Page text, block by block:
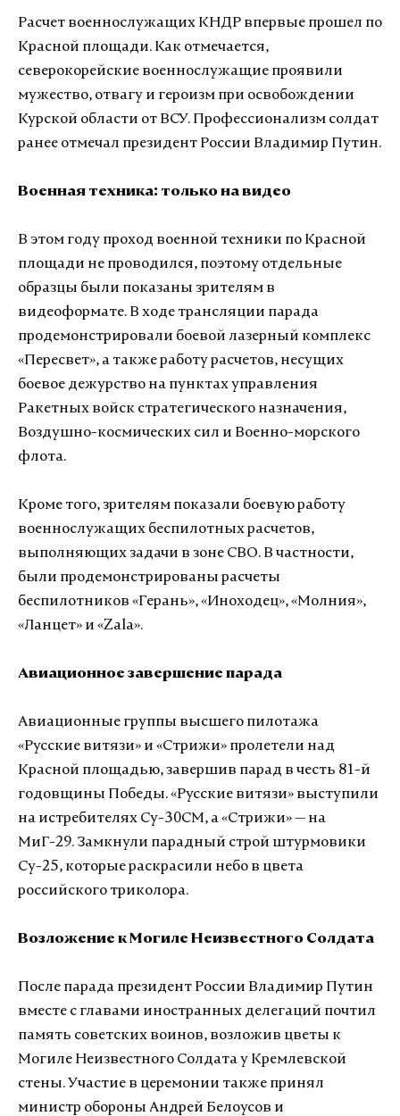
Расчет военнослужащих КНДР впервые прошел по
Красной площади. Как отмечается,
северокорейские военнослужащие проявили
мужество, отвагу и героизм при освобождении
Курской области от ВСУ. Профессионализм солдат
ранее отмечал президент России Владимир Путин.
Военная техника: только на видео
В этом году проход военной техники по Красной
площади не проводился, поэтому отдельные
образцы были показаны зрителям в
видеоформате. В ходе трансляции парада
продемонстрировали боевой лазерный комплекс
«Пересвет», а также работу расчетов, несущих
боевое дежурство на пунктах управления
Ракетных войск стратегического назначения,
Воздушно-космических сил и Военно-морского
флота.
Кроме того, зрителям показали боевую работу
военнослужащих беспилотных расчетов,
выполняющих задачи в зоне СВО. В частности,
были продемонстрированы расчеты
беспилотников «Герань», «Иноходец», «Молния»,
«Ланцет» и «Zala».
Авиационное завершение парада
Авиационные группы высшего пилотажа
«Русские витязи» и «Стрижи» пролетели над
Красной площадью, завершив парад в честь 81-й
годовщины Победы. «Русские витязи» выступили
на истребителях Су-30СМ, а «Стрижи» — на
МиГ-29. Замкнули парадный строй штурмовики
Су-25, которые раскрасили небо в цвета
российского триколора.
Возложение к Могиле Неизвестного Солдата
После парада президент России Владимир Путин
вместе с главами иностранных делегаций почтил
память советских воинов, возложив цветы к
Могиле Неизвестного Солдата у Кремлевской
стены. Участие в церемонии также принял
министр обороны Андрей Белоусов и